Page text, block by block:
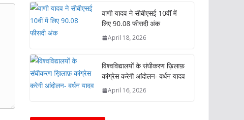
वाणी यादव ने सीबीएसई 10वीं में
लिए 90.08 फीसदी अंक
April 18, 2026
विश्वविद्यालयों के संघीकरण ख़िलाफ़
कांग्रेस करेगी आंदोलन- वर्धन यादव
April 16, 2026